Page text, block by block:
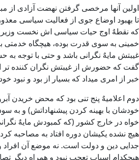
اولین آنها مرخصی گرفتن نهضت آزادی از
تا بهبود اوضاع جوی از فعالیت سیاسی
كه نقطهٌ اوج حیات سیاسی اش نخست
خمینی به سوی قدرت بوده، هیچگاه خدمتی
غیبتش مایهٌ نگرانی باشد و حتی با توجه
گفت که حضورش از غیبتش نگران كننده تر
خبر از امری میداد كه بسیار از بود و نبود
دوم اعلامیهٌ پنج تنی بود كه محض خریدن
خودشان با بهینه كردن پیشنهاداتش) و به
خواه در خارج كشور (که کمبودش مایهٌ
هیچ نشده یكیشان دوره افتاد به مصاحبه
جدایی دین و دولت است. نه موضع آن افراد
هیچكدام اسباب تعجب نبود و همراه دیگر